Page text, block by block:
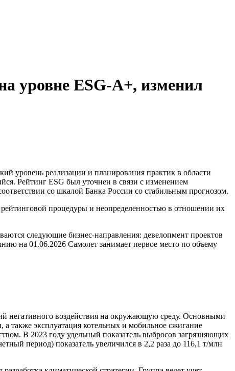
уровне ESG-A+, изменил
уровень реализации и планирования практик в области
Рейтинг ESG был уточнен в связи с изменением
со шкалой Банка России со стабильным прогнозом.
рейтинговой процедуры и неопределенностью в отношении их
следующие бизнес-направления: девелопмент проектов
на 01.06.2026 Самолет занимает первое место по объему
негативного воздействия на окружающую среду. Основными
также эксплуатация котельных и мобильное сжигание
В 2023 году удельный показатель выбросов загрязняющих
период) показатель увеличился в 2,2 раза до 116,1 т/млн